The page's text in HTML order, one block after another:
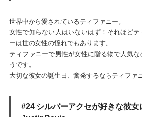
世界中から愛されているティファニー。
女性で知らない人はいないはず！それほどテ
ーは世の女性の憧れでもあります。
ティファニーで男性が女性に贈る物で人気な
うです。
大切な彼女の誕生日、奮発するならティファ
#24 シルバーアクセが好きな彼女